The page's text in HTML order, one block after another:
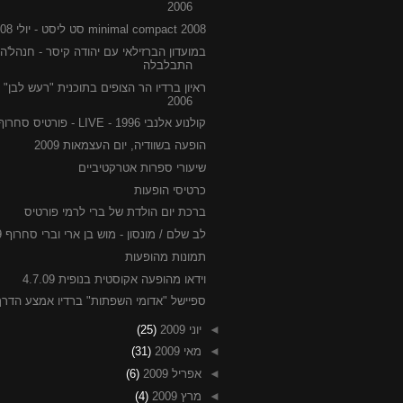
2006
minimal compact 2008 סט ליסט - יולי 2008
במועדון הברזילאי עם יהודה קיסר - חנהל'ה
התבלבלה
ראיון ברדיו הר הצופים בתוכנית "רעש לבן"
2006
קולנוע אלנבי 1996 - LIVE - פורטיס סחרוף
הופעה בשוודיה, יום העצמאות 2009
שיעורי ספרות אטרקטיביים
כרטיסי הופעות
ברכת יום הולדת של ברי לרמי פורטיס
לב שלם / מונסון - מוש בן ארי וברי סחרוף 6.7.09
תמונות מהופעות
וידאו מהופעה אקוסטית בנופית 4.7.09
ספיישל "אדומי השפתות" ברדיו אמצע
◄ יוני 2009
(25)
◄ מאי 2009
(31)
◄ אפריל 2009
(6)
◄ מרץ 2009 (4)